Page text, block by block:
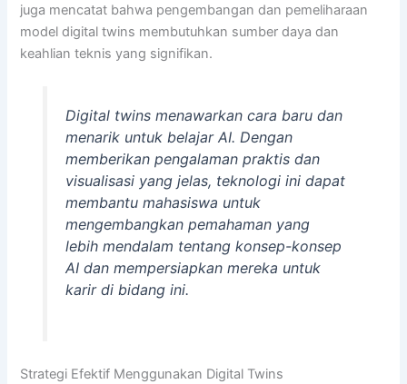
juga mencatat bahwa pengembangan dan pemeliharaan
model digital twins membutuhkan sumber daya dan
keahlian teknis yang signifikan.
Digital twins menawarkan cara baru dan
menarik untuk belajar AI. Dengan
memberikan pengalaman praktis dan
visualisasi yang jelas, teknologi ini dapat
membantu mahasiswa untuk
mengembangkan pemahaman yang
lebih mendalam tentang konsep-konsep
AI dan mempersiapkan mereka untuk
karir di bidang ini.
Strategi Efektif Menggunakan Digital Twins